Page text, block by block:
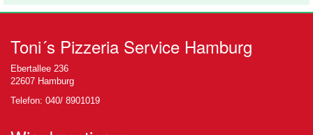
Toni´s Pizzeria Service Hamburg
Ebertallee 236
22607 Hamburg
Telefon: 040/ 8901019